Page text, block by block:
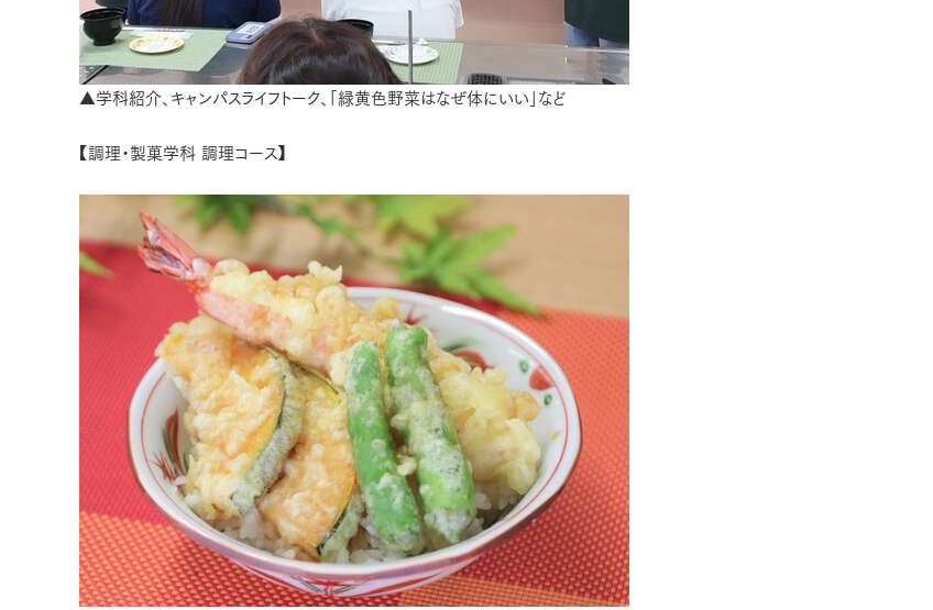
▲学科紹介、キャンパスライフトーク、「緑黄色野菜はなぜ体にいい」など
【調理・製菓学科 調理コース】